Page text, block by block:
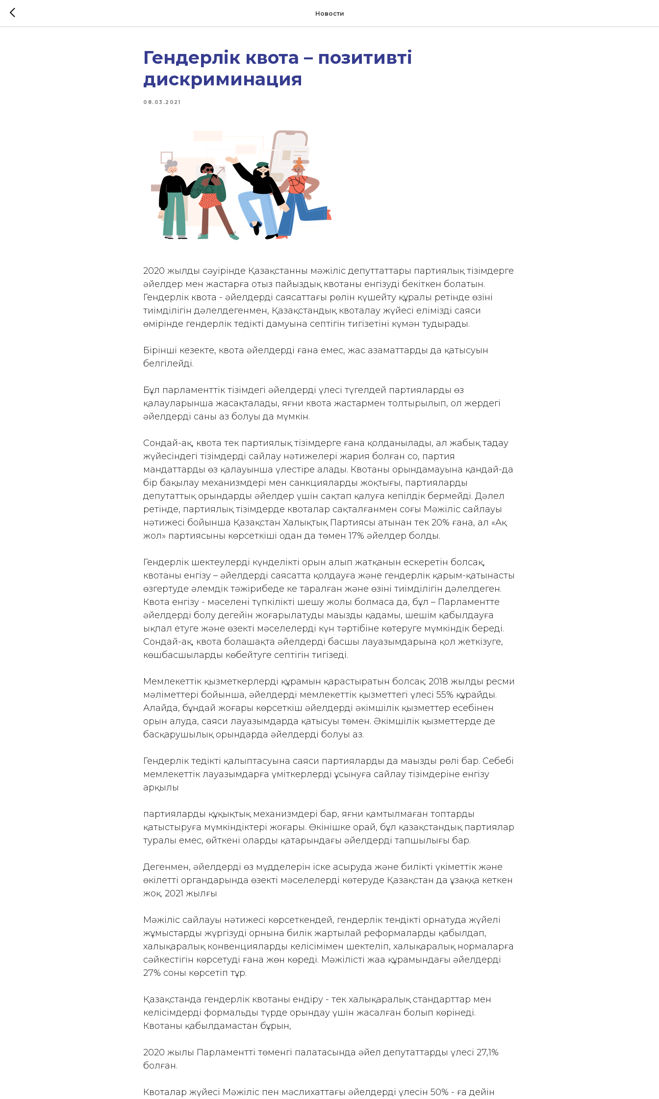
Новости
Гендерлік квота – позитивті
дискриминация
08.03.2021
2020 жылдың сәуірінде Қазақстанның мәжіліс депуттаттары партиялық тізімдерге
әйелдер мен жастарға отыз пайыздық квотаны енгізуді бекіткен болатын.
Гендерлік квота - әйелдердің саясаттағы рөлін күшейту құралы ретінде өзінің
тиімділігін дәлелдегенмен, Қазақстандық квоталау жүйесі еліміздің саяси
өмірінде гендерлік теңдіктің дамуына септігін тигізетіні күмән тудырады.
Бірінші кезекте, квота әйелдердің ғана емес, жас азаматтардың да қатысуын
белгілейді.
Бұл парламенттік тізімдегі әйелдердің үлесі түгелдей партиялардың өз
қалауларынша жасақталады, яғни квота жастармен толтырылып, ол жердегі
әйелдердің саны аз болуы да мүмкін.
Сондай-ақ, квота тек партиялық тізімдерге ғана қолданылады, ал жабық таңдау
жүйесіндегі тізімдердің сайлау нәтижелері жария болған соң, партия
мандаттарды өз қалауынша үлестіре алады. Квотаның орындамауына қандай-да
бір бақылау механизмдері мен санкциялардың жоқтығы, партиялардың
депутаттық орындарды әйелдер үшін сақтап қалуға кепілдік бермейді. Дәлел
ретінде, партиялық тізімдерде квоталар сақталғанмен соңғы Мәжіліс сайлауы
нәтижесі бойынша Қазақстан Халықтық Партиясы атынан тек 20% ғана, ал «Ақ
жол» партиясының көрсеткіші одан да төмен 17% әйелдер болды.
Гендерлік шектеулердің күнделікті орын алып жатқанын ескеретін болсақ,
квотаны енгізу – әйелдерді саясатта қолдауға және гендерлік қарым-қатынасты
өзгертуде әлемдік тәжірибеде кең таралған және өзінің тиімділігін дәлелдеген.
Квота енгізу - мәселенің түпкілікті шешу жолы болмаса да, бұл – Парламентте
әйелдердің болу деңгейін жоғарылатудың маңызды қадамы, шешім қабылдауға
ықпал етуге және өзекті мәселелерді күн тәртібіне көтеруге мүмкіндік береді.
Сондай-ақ, квота болашақта әйелдердің басшы лауазымдарына қол жеткізуге,
көшбасшыларды көбейтуге септігін тигізеді.
Мемлекеттік қызметкерлердің құрамын қарастыратын болсақ: 2018 жылдың ресми
мәліметтері бойынша, әйелдердің мемлекеттік қызметтегі үлесі 55% құрайды.
Алайда, бұндай жоғары көрсеткіш әйелдердің әкімшілік қызметтер есебінен
орын алуда, саяси лауазымдарда қатысуы төмен. Әкімшілік қызметтерде де
басқарушылық орындарда әйелдердің болуы аз.
Гендерлік теңдіктің қалыптасуына саяси партиялардың да маңызды рөлі бар. Себебі
мемлекеттік лауазымдарға үміткерлерді ұсынуға сайлау тізімдеріне енгізу
арқылы
партиялардың құқықтық механизмдері бар, яғни қамтылмаған топтарды
қатыстыруға мүмкіндіктері жоғары. Өкінішке орай, бұл қазақстандық партиялар
туралы емес, өйткені олардың қатарындағы әйелдердің тапшылығы бар.
Дегенмен, әйелдердің өз мүдделерін іске асыруда және биліктің үкіметтік және
өкілетті органдарында өзекті мәселелерді көтеруде Қазақстан да ұзаққа кеткен
жоқ. 2021 жылғы
Мәжіліс сайлауы нәтижесі көрсеткендей, гендерлік тендікті орнатуда жүйелі
жұмыстарды жүргізудің орнына билік жартылай реформаларды қабылдап,
халықаралық конвенциялардың келісімімен шектеліп, халықаралық нормаларға
сәйкестігін көрсетуді ғана жөн көреді. Мәжілістің жаңа құрамындағы әйелдердің
27% соны көрсетіп тұр.
Қазақстанда гендерлік квотаны ендіру - тек халықаралық стандарттар мен
келісімдерді формальды түрде орындау үшін жасалған болып көрінеді.
Квотаны қабылдамастан бұрын,
2020 жылы Парламенттің төменгі палатасында әйел депутаттардың үлесі 27,1%
болған.
Квоталар жүйесі Мәжіліс пен мәслихаттағы әйелдердің үлесін 50% - ға дейін